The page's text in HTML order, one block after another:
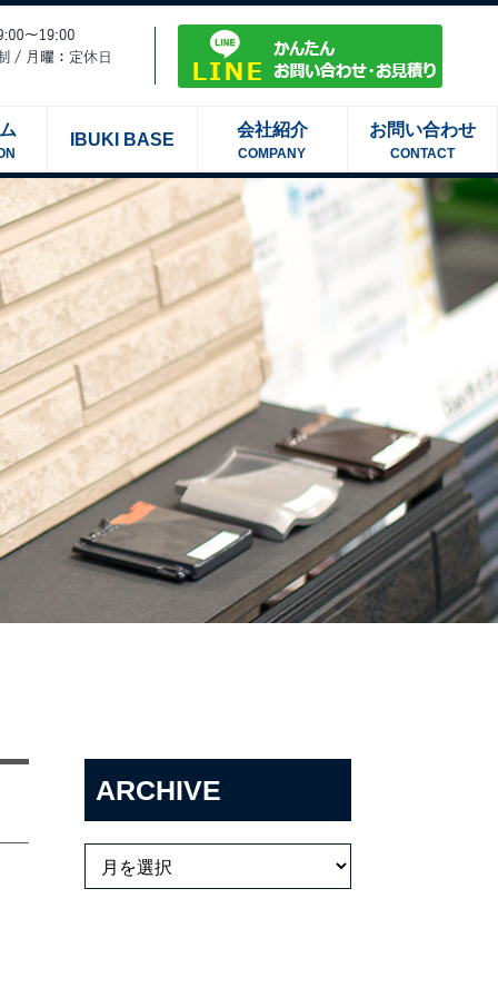
IBUKI BASE
会社紹介
COMPANY
お問い合わせ
CONTACT
ARCHIVE